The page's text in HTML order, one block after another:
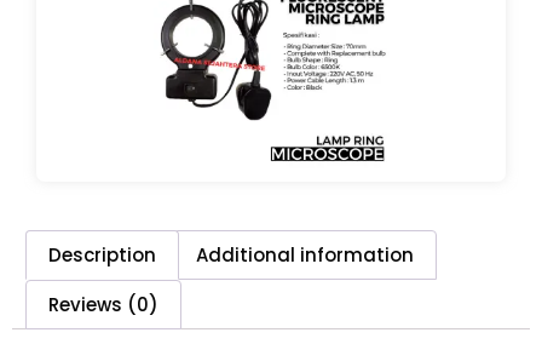
Description
Additional information
Reviews (0)